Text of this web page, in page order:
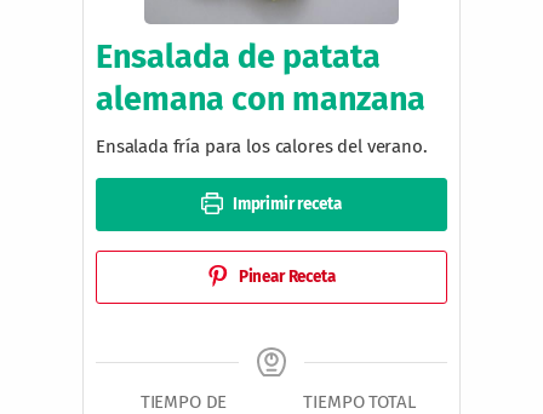
Ensalada de patata
alemana con manzana
Ensalada fría para los calores del verano.
Imprimir receta
Pinear Receta
TIEMPO DE
TIEMPO TOTAL